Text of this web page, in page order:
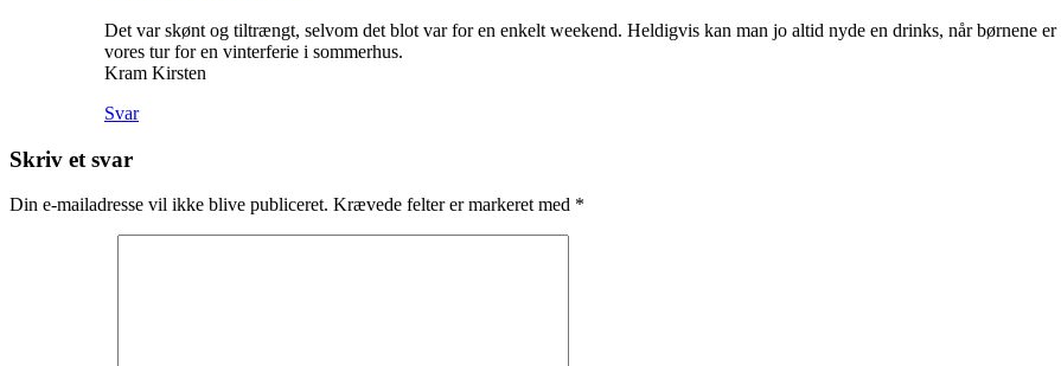
Det var skønt og tiltrængt, selvom det blot var for en enkelt weekend. Heldigvis kan man jo altid nyde en drinks, når børnene
vores tur for en vinterferie i sommerhus.
Kram Kirsten
Svar
Skriv et svar
Din e-mailadresse vil ikke blive publiceret. Krævede felter er markeret med *